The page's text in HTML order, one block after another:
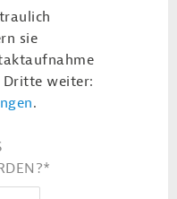
sie
Dritte weiter:
.
*